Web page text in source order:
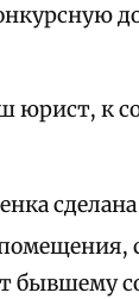
юрист, к
бывшему